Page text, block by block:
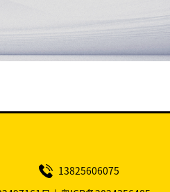
13825606075